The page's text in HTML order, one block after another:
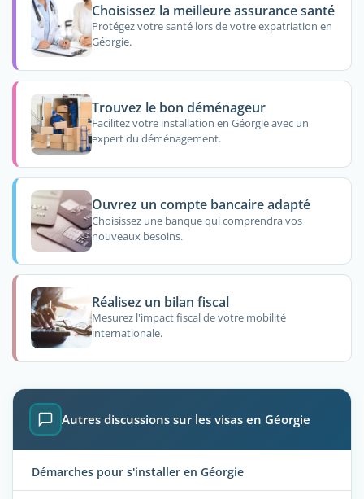
Choisissez la meilleure assurance santé
Protégez votre santé lors de votre expatriation en
Géorgie.
Trouvez le bon déménageur
Facilitez votre installation en Géorgie avec un
expert du déménagement.
Ouvrez un compte bancaire adapté
Choisissez une banque qui comprendra vos
nouveaux besoins.
Réalisez un bilan fiscal
Mesurez l'impact fiscal de votre mobilité
internationale.
Autres discussions sur les visas en Géorgie
Démarches pour s'installer en Géorgie